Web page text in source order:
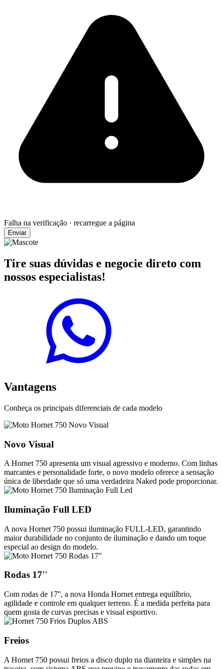
Falha na verificação · recarregue a página
Enviar
Tire suas dúvidas e negocie direto com
nossos especialistas!
Vantagens
Conheça os principais diferenciais de cada modelo
Novo Visual
A Hornet 750 apresenta um visual agressivo e moderno. Com linhas
marcantes e personalidade forte, o novo modelo oferece a sensação
única de liberdade que só uma verdadeira Naked pode proporcionar.
Iluminação Full LED
A nova Hornet 750 possui iluminação FULL-LED, garantindo
maior durabilidade no conjunto de iluminação e dando um toque
especial ao design do modelo.
Rodas 17''
Com rodas de 17'', a nova Honda Hornet entrega equilíbrio,
agilidade e controle em qualquer terreno. É a medida perfeita para
quem gosta de curvas precisas e visual esportivo.
Freios
A Hornet 750 possui freios a disco duplo na dianteira e simples na